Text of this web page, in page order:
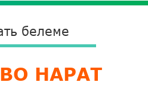
белеме
НАРАТ